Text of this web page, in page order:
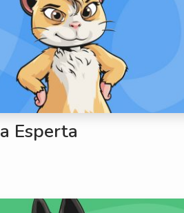
Esperta